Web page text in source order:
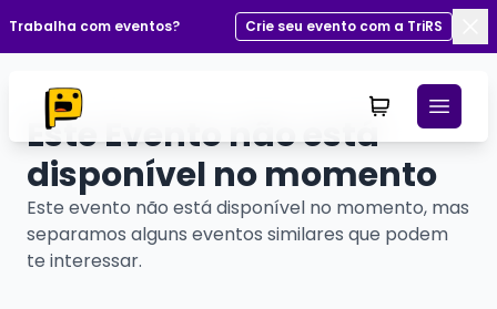
Trabalha com eventos?
Crie seu evento com a TriRS
Este Evento não está
disponível no momento
Este evento não está disponível no momento, mas
separamos alguns eventos similares que podem
te interessar.